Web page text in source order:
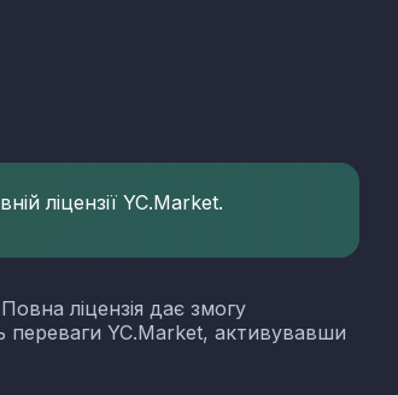
ліцензії YC.Market.
ліцензія дає змогу
переваги YC.Market, активувавши